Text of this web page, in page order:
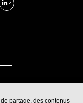
partage, des contenus